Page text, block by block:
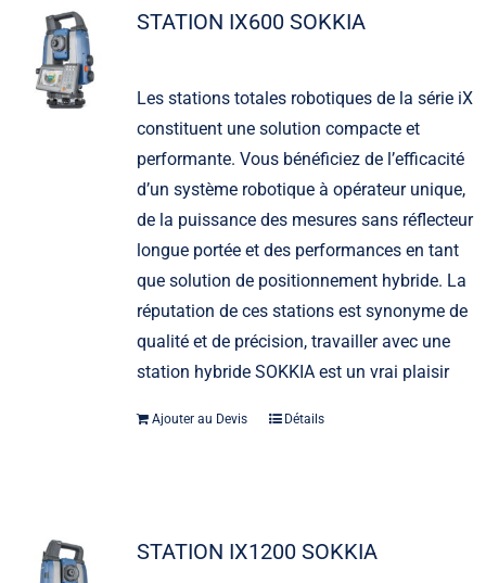
STATION IX600 SOKKIA
Les stations totales robotiques de la série iX
constituent une solution compacte et
performante. Vous bénéficiez de l’efficacité
d’un système robotique à opérateur unique,
de la puissance des mesures sans réflecteur
longue portée et des performances en tant
que solution de positionnement hybride. La
réputation de ces stations est synonyme de
qualité et de précision, travailler avec une
station hybride SOKKIA est un vrai plaisir
Ajouter au Devis Détails
STATION IX1200 SOKKIA